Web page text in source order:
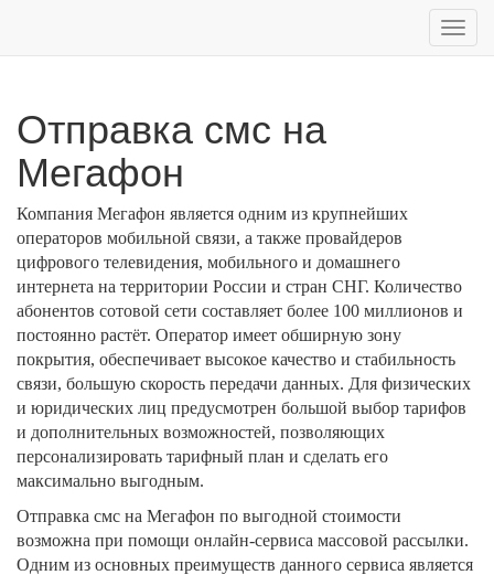
Отправка смс на
Мегафон
Компания Мегафон является одним из крупнейших
операторов мобильной связи, а также провайдеров
цифрового телевидения, мобильного и домашнего
интернета на территории России и стран СНГ. Количество
абонентов сотовой сети составляет более 100 миллионов и
постоянно растёт. Оператор имеет обширную зону
покрытия, обеспечивает высокое качество и стабильность
связи, большую скорость передачи данных. Для физических
и юридических лиц предусмотрен большой выбор тарифов
и дополнительных возможностей, позволяющих
персонализировать тарифный план и сделать его
максимально выгодным.
Отправка смс на Мегафон по выгодной стоимости
возможна при помощи онлайн-сервиса массовой рассылки.
Одним из основных преимуществ данного сервиса является